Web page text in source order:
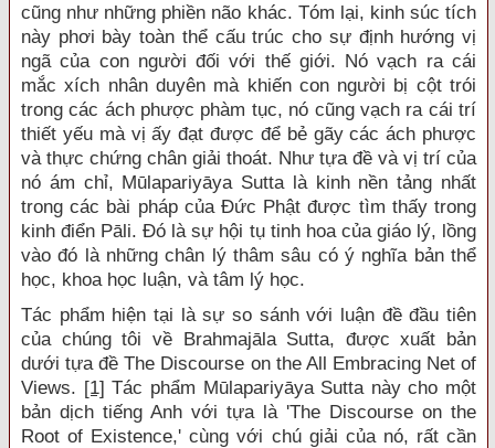
cũng như những phiền não khác. Tóm lại, kinh súc tích
này phơi bày toàn thể cấu trúc cho sự định hướng vị
ngã của con người đối với thế giới. Nó vạch ra cái
mắc xích nhân duyên mà khiến con người bị cột trói
trong các ách phược phàm tục, nó cũng vạch ra cái trí
thiết yếu mà vị ấy đạt được để bẻ gãy các ách phược
và thực chứng chân giải thoát. Như tựa đề và vị trí của
nó ám chỉ, Mūlapariyāya Sutta là kinh nền tảng nhất
trong các bài pháp của Đức Phật được tìm thấy trong
kinh điển Pāli. Đó là sự hội tụ tinh hoa của giáo lý, lồng
vào đó là những chân lý thâm sâu có ý nghĩa bản thể
học, khoa học luận, và tâm lý học.
Tác phẩm hiện tại là sự so sánh với luận đề đầu tiên
của chúng tôi về Brahmajāla Sutta, được xuất bản
dưới tựa đề The Discourse on the All Embracing Net of
Views. [1] Tác phẩm Mūlapariyāya Sutta này cho một
bản dịch tiếng Anh với tựa là 'The Discourse on the
Root of Existence,' cùng với chú giải của nó, rất cần